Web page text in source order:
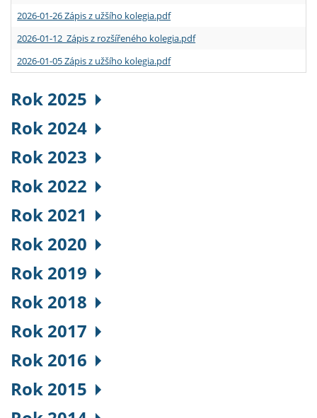
2026-01-26 Zápis z užšího kolegia.pdf
2026-01-12 Zápis z rozšířeného kolegia.pdf
2026-01-05 Zápis z užšího kolegia.pdf
Rok 2025
Rok 2024
Rok 2023
Rok 2022
Rok 2021
Rok 2020
Rok 2019
Rok 2018
Rok 2017
Rok 2016
Rok 2015